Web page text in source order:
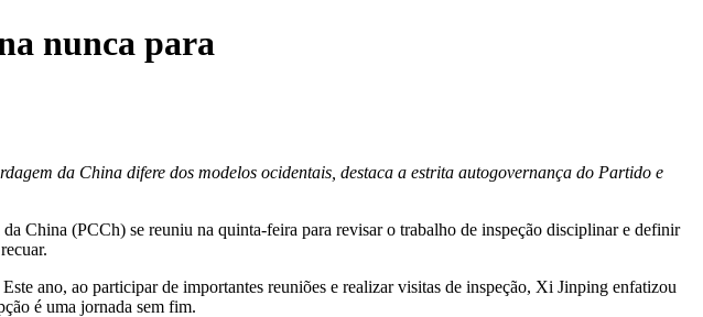
nunca para
da China difere dos modelos ocidentais, destaca a estrita autogovernança do Partido e
China (PCCh) se reuniu na quinta-feira para revisar o trabalho de inspeção disciplinar e definir
ano, ao participar de importantes reuniões e realizar visitas de inspeção, Xi Jinping enfatizou
é uma jornada sem fim.